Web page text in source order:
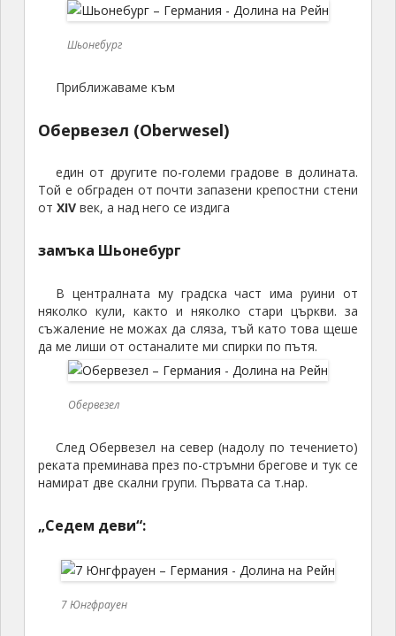
Шьонебург
Приближаваме към
Обервезел (Oberwesel)
един от другите по-големи градове в долината.
Той е обграден от почти запазени крепостни стени
от XIVвек, а над него се издига
замъка Шьонебург
В централната му градска част има руини от
няколко кули, както и няколко стари църкви. за
съжаление не можах да сляза, тъй като това щеше
да ме лиши от останалите ми спирки по пътя.
Обервезел
След Обервезел на север (надолу по течението)
реката преминава през по-стръмни брегове и тук се
намират две скални групи. Първата са т.нар.
„Седем деви“:
7 Юнгфрауен